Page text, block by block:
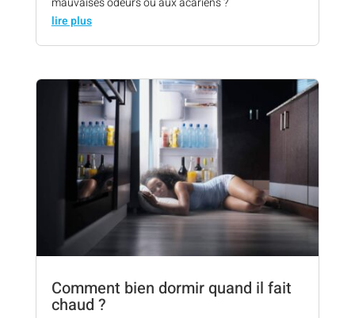
lire plus
Comment bien dormir quand il fait
chaud ?